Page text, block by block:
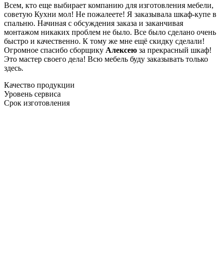
Всем, кто еще выбирает компанию для изготовления мебели,
советую Кухни мол! Не пожалеете! Я заказывала шкаф-купе в
спальню. Начиная с обсуждения заказа и заканчивая
монтажом никаких проблем не было. Все было сделано очень
быстро и качественно. К тому же мне ещё скидку сделали!
Огромное спасибо сборщику Алексею за прекрасный шкаф!
Это мастер своего дела! Всю мебель буду заказывать только
здесь.
Качество продукции
Уровень сервиса
Срок изготовления